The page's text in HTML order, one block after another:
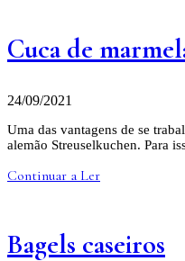
Cuca de
24/09/2021
Uma das vantagens de se
alemão Streuselkuchen. Para
Continuar a Ler
Bagels caseiros